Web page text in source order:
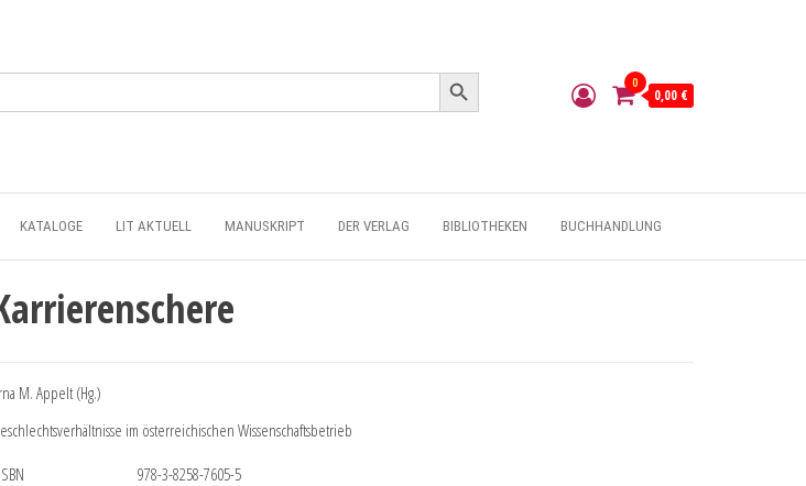
Search Button
0
0,00 €
KATALOGE LIT AKTUELL MANUSKRIPT DER VERLAG BIBLIOTHEKEN BUCHHANDLUNG
M. Appelt (Hg.)
im österreichischen Wissenschaftsbetrieb
ISBN
978-3-8258-7605-5